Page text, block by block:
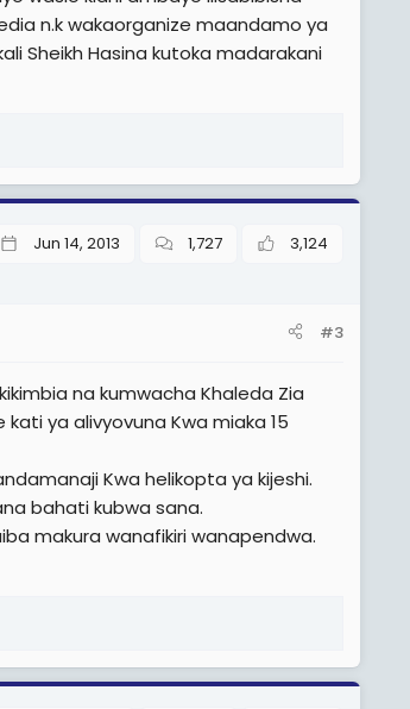
n.k wakaorganize maandamo ya
Sheikh Hasina kutoka madarakani
Jun 14, 2013 1,727 3,124
#3
na kumwacha Khaleda Zia
ya alivyovuna Kwa miaka 15
Kwa helikopta ya kijeshi.
bahati kubwa sana.
makura wanafikiri wanapendwa.